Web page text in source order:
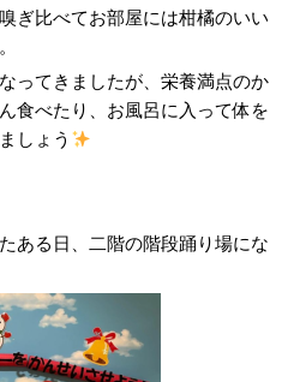
ぎ比べてお部屋には柑橘のいい
ってきましたが、栄養満点のか
食べたり、お風呂に入って体を
しょう
ある日、二階の階段踊り場にな